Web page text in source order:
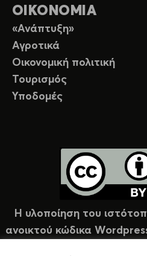
ΟΙΚΟΝΟΜΙΑ
«Ανάπτυξη»
Αγροτικά
Οικονομική πολιτική
Τουρισμός
Υποδομές
Η υλοποίηση του
ανοικτού κώδικα